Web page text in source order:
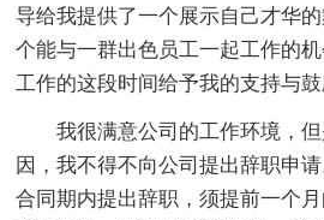
导给我提供了一个展示自己才华
个能与一群出色员工一起工作的
工作的这段时间给予我的支持与鼓
我很满意公司的工作环境，
因，我不得不向公司提出辞职申
合同期内提出辞职，须提前一个